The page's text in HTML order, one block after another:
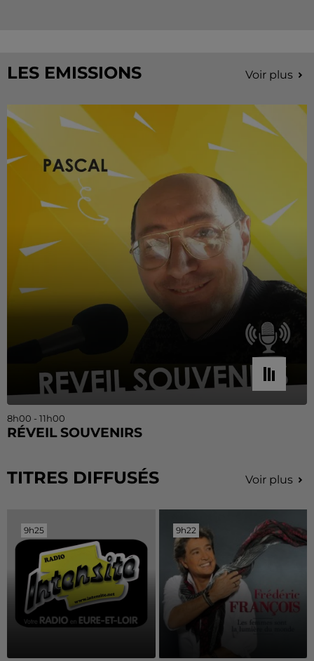
LES EMISSIONS Voir plus
8h00 - 11h00
RÉVEIL SOUVENIRS
TITRES DIFFUSÉS Voir plus
9h25
9h25 9h22
9h22